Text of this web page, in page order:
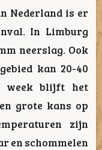
Nederland is er
In Limburg
neerslag. Ook
kan 20-40
week blijft het
grote kans op
zijn
en schommelen